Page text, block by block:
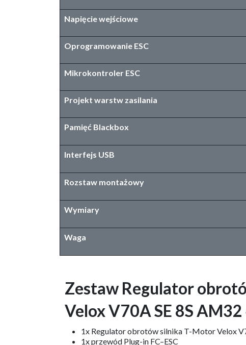
Napięcie wejściowe
Oprogramowanie ESC
Mikrokontroler ESC
Projekt warstw zasilania
Pamięć Blackbox​
Interfejs USB
Rozstaw montażowy
Wymiary
Waga
Zestaw Regulator
Velox V70A SE 8S
1x Regulator obrotów silnika T-Motor Velox
1x przewód Plug-in FC–ESC